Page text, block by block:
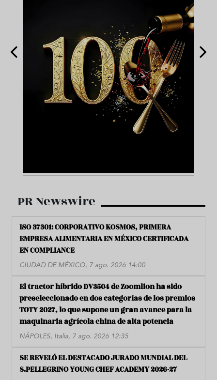
PR Newswire
ISO 37301: CORPORATIVO KOSMOS, PRIMERA
EMPRESA ALIMENTARIA EN MÉXICO CERTIFICADA
EN COMPLIANCE
CIUDAD DE MÉXICO, 7 ago. 2026 14:00
El tractor híbrido DV3504 de Zoomlion ha sido
preseleccionado en dos categorías de los premios
TOTY 2027, lo que supone un gran avance para la
maquinaria agrícola china de alta potencia
NÁPOLES, Italia, 7 ago. 2026 12:35
SE REVELÓ EL DESTACADO JURADO MUNDIAL DEL
S.PELLEGRINO YOUNG CHEF ACADEMY 2026-27